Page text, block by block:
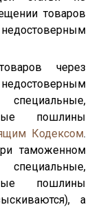
товаров
через
пошлины
Кодексом.
таможенном
пошлины
а